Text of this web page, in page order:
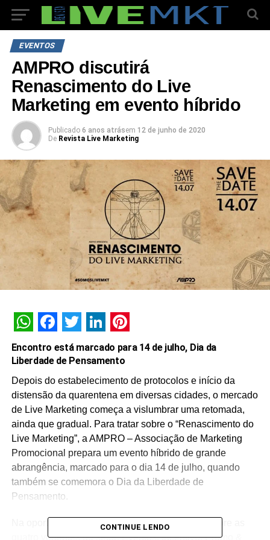
EVENTOS
AMPRO discutirá
Renascimento do Live
Marketing em evento híbrido
Publicado 6 anos atrásem 12 de junho de 2020
De Revista Live Marketing
WhatsApp
Facebook
Twitter
LinkedIn
Pinterest
Encontro está marcado para 14 de julho, Dia da
Liberdade de Pensamento
Depois do estabelecimento de protocolos e início da
distensão da quarentena em diversas cidades, o mercado
de Live Marketing começa a vislumbrar uma retomada,
ainda que gradual. Para tratar sobre o “Renascimento do
Live Marketing”, a AMPRO – Associação de Marketing
Promocional prepara um evento híbrido de grande
abrangência, marcado para o dia 14 de julho, quando
também se comemora o Dia da Liberdade de
Pensamento.
Na oportunidade, convidados tratarão ao vivo sobre as
quatro vertentes do setor: Eventos, Incentivo, Promo &
CONTINUE LENDO